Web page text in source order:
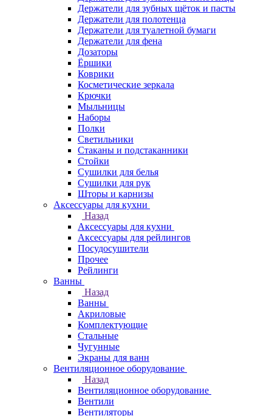
Держатели для зубных щёток и пасты
Держатели для полотенца
Держатели для туалетной бумаги
Держатели для фена
Дозаторы
Ёршики
Коврики
Косметические зеркала
Крючки
Мыльницы
Наборы
Полки
Светильники
Стаканы и подстаканники
Стойки
Сушилки для белья
Сушилки для рук
Шторы и карнизы
Аксессуары для кухни
Назад
Аксессуары для кухни
Аксессуары для рейлингов
Посудосушители
Прочее
Рейлинги
Ванны
Назад
Ванны
Акриловые
Комплектующие
Стальные
Чугунные
Экраны для ванн
Вентиляционное оборудование
Назад
Вентиляционное оборудование
Вентили
Вентиляторы